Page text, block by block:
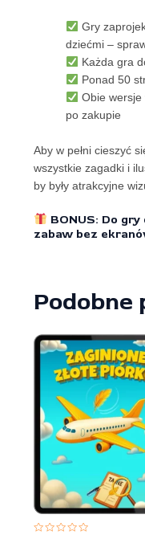
Gry
dziećmi –
Każda gra
Ponad 50
Obie wersje
po zakupie
Aby w pełni cieszyć
wszystkie zagadki i
by były atrakcyjne
BONUS: Do gry
zabaw bez